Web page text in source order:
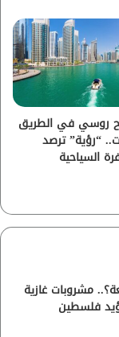
روسي في الطريق
“رؤية” ترصد
السياحية
مشروبات غازية
فلسطين